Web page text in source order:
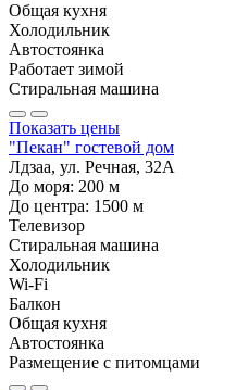
Общая кухня
Холодильник
Автостоянка
Работает зимой
Стиральная машина
Показать цены
"Пекан" гостевой дом
Лдзаа, ул. Речная, 32А
До моря: 200 м
До центра: 1500 м
Телевизор
Стиральная машина
Холодильник
Wi-Fi
Балкон
Общая кухня
Автостоянка
Размещение с питомцами